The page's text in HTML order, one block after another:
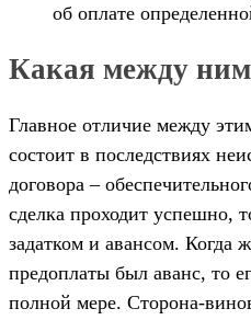
об оплате
Какая между
Главное отличие между
состоит в последствиях
договора –
сделка проходит успешно,
задатком и авансом. Когда
предоплаты был аванс, то
полной мере. Сторона-